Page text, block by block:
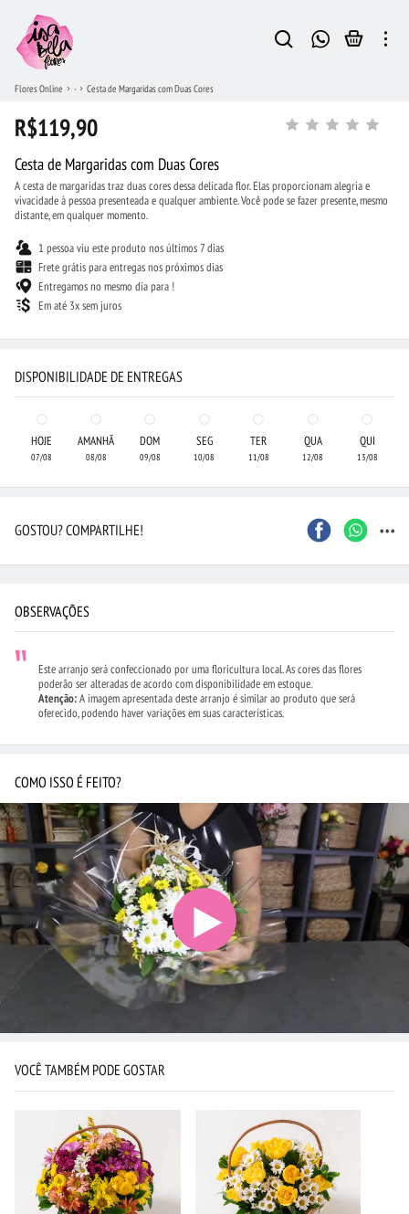
Flores Online - Cesta de Margaridas com Duas Cores
R$119,90
Cesta de Margaridas com Duas Cores
A cesta de margaridas traz duas cores dessa delicada flor. Elas proporcionam alegria e
vivacidade à pessoa presenteada e qualquer ambiente. Você pode se fazer presente, mesmo
distante, em qualquer momento.
1 pessoa viu este produto nos últimos 7 dias
Frete grátis para entregas nos próximos dias
Entregamos no mesmo dia para !
Em até 3x sem juros
DISPONIBILIDADE DE ENTREGAS
HOJE
07/08
AMANHÃ
08/08
DOM
09/08
SEG
10/08
TER
11/08
QUA
12/08
QUI
13/08
GOSTOU? COMPARTILHE! ...
OBSERVAÇÕES
Este arranjo será confeccionado por uma floricultura local. As cores das flores
poderão ser alteradas de acordo com disponibilidade em estoque.
Atenção:A imagem apresentada deste arranjo é similar ao produto que será
oferecido, podendo haver variações em suas características.
COMO ISSO É FEITO?
VOCÊ TAMBÉM PODE GOSTAR